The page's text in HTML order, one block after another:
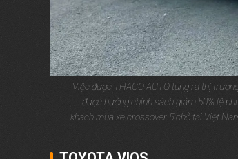
Việc được THACO AUTO tung ra thị
được hưởng chính sách giảm 50% lệ
khách mua xe crossover 5 chỗ tại Việt